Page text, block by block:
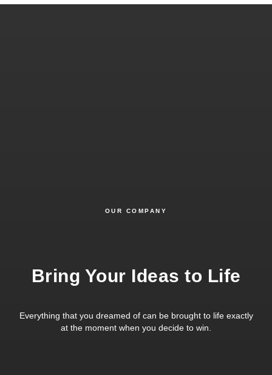
OUR COMPANY
Bring Your Ideas to Life
Everything that you dreamed of can be brought to life exactly
at the moment when you decide to win.